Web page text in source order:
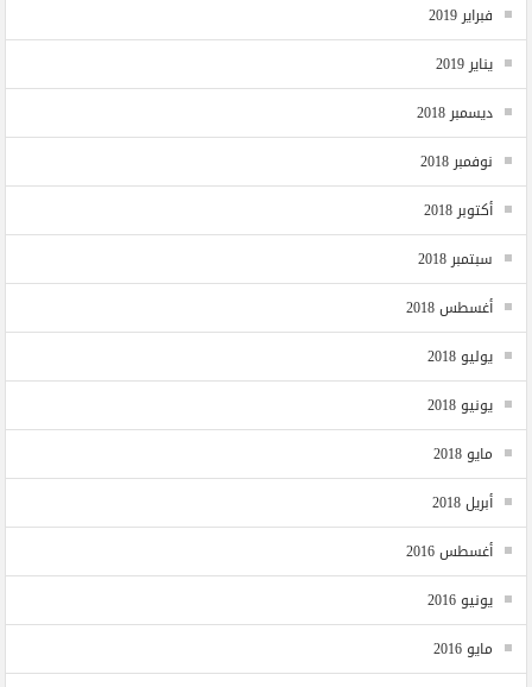
فبراير 2019
يناير 2019
ديسمبر 2018
نوفمبر 2018
أكتوبر 2018
سبتمبر 2018
أغسطس 2018
يوليو 2018
يونيو 2018
مايو 2018
أبريل 2018
أغسطس 2016
يونيو 2016
مايو 2016